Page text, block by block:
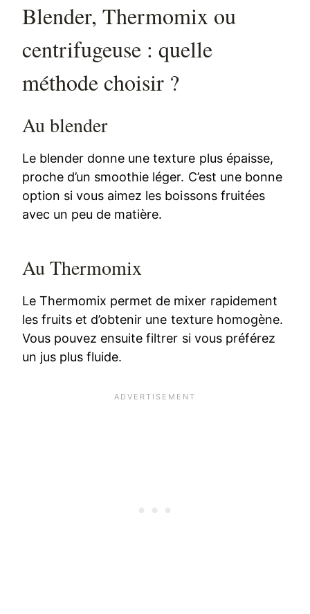
Blender, Thermomix ou
centrifugeuse : quelle
méthode choisir ?
Au blender
Le blender donne une texture plus épaisse,
proche d’un smoothie léger. C’est une bonne
option si vous aimez les boissons fruitées
avec un peu de matière.
Au Thermomix
Le Thermomix permet de mixer rapidement
les fruits et d’obtenir une texture homogène.
Vous pouvez ensuite filtrer si vous préférez
un jus plus fluide.